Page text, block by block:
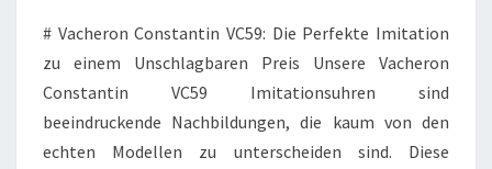
# Vacheron Constantin VC59: Die Perfekte Imitation
zu einem Unschlagbaren Preis Unsere Vacheron
Constantin VC59 Imitationsuhren sind
beeindruckende Nachbildungen, die kaum von den
echten Modellen zu unterscheiden sind. Diese